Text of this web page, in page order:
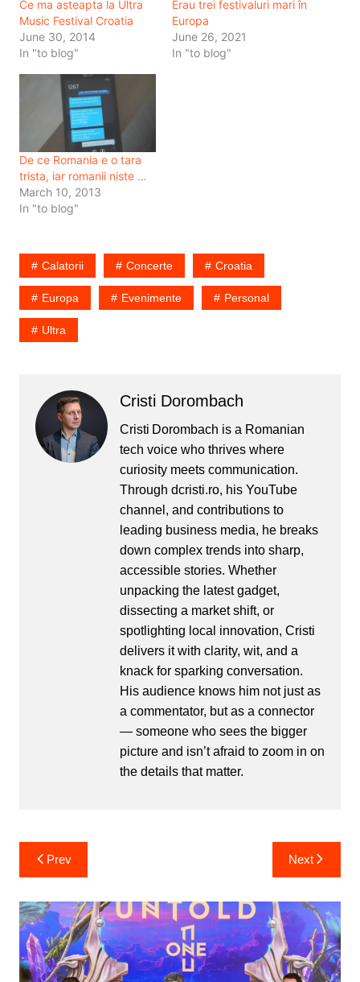
Ce ma asteapta la Ultra
Music Festival Croatia
June 30, 2014
In "to blog"
Erau trei festivaluri mari în
Europa
June 26, 2021
In "to blog"
De ce Romania e o tara
trista, iar romanii niste …
March 10, 2013
In "to blog"
Calatorii Concerte Croatia
Europa Evenimente Personal
Ultra
Cristi Dorombach
Cristi Dorombach is a Romanian
tech voice who thrives where
curiosity meets communication.
Through dcristi.ro, his YouTube
channel, and contributions to
leading business media, he breaks
down complex trends into sharp,
accessible stories. Whether
unpacking the latest gadget,
dissecting a market shift, or
spotlighting local innovation, Cristi
delivers it with clarity, wit, and a
knack for sparking conversation.
His audience knows him not just as
a commentator, but as a connector
— someone who sees the bigger
picture and isn’t afraid to zoom in on
the details that matter.
Post
navigation
Prev Next